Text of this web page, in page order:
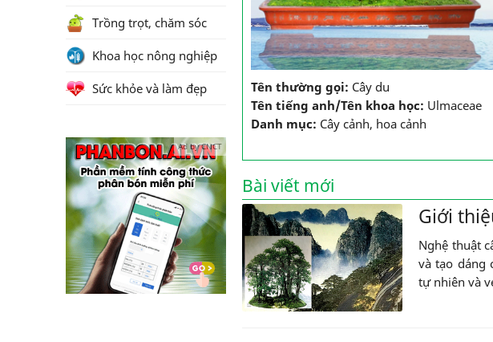
Tên thường gọi: Cây du
Tên tiếng anh/Tên khoa học: Ulmaceae
Danh mục: Cây cảnh, hoa cảnh
Bài viết mới
Giới
Nghệ thuật
và tạo dáng
tự nhiên và
Trồng trọt, chăm sóc
Khoa học nông nghiệp
Sức khỏe và làm đẹp
Ad by CNCT